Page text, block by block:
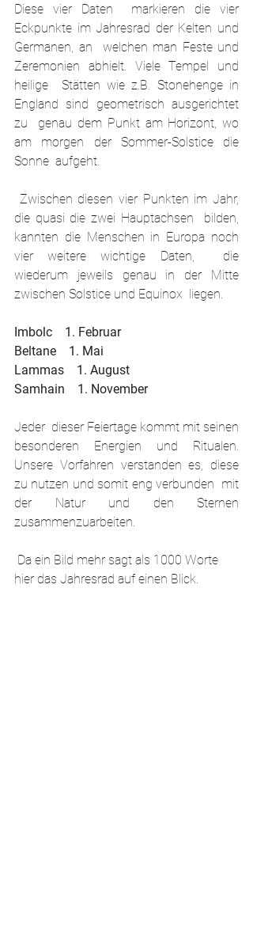
Diese vier Daten  markieren die vier
Eckpunkte im Jahresrad der Kelten und
Germanen, an  welchen man Feste und
Zeremonien abhielt. Viele Tempel und
heilige  Stätten wie z.B. Stonehenge in
England sind geometrisch ausgerichtet
zu  genau dem Punkt am Horizont, wo
am morgen der Sommer-Solstice die
Sonne  aufgeht.
die quasi die zwei Hauptachsen  bilden,
kannten die Menschen in Europa noch
vier weitere wichtige Daten,  die
wiederum jeweils genau in der Mitte
zwischen Solstice und Equinox  liegen.
Imbolc    1. Februar
Beltane    1. Mai
Lammas    1. August
Samhain    1. November
Jeder  dieser Feiertage kommt mit seinen
besonderen Energien und Ritualen.
Unsere Vorfahren verstanden es, diese
zu nutzen und somit eng verbunden  mit
der Natur und den Sternen
zusammenzuarbeiten.
hier das Jahresrad auf einen Blick.